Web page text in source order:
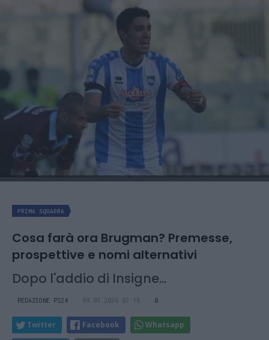
PRIMA SQUADRA
Cosa farà ora Brugman? Premesse,
prospettive e nomi alternativi
Dopo l'addio di Insigne...
REDAZIONE PS24 09.07.2026 07:18 0
Twitter Facebook Whatsapp